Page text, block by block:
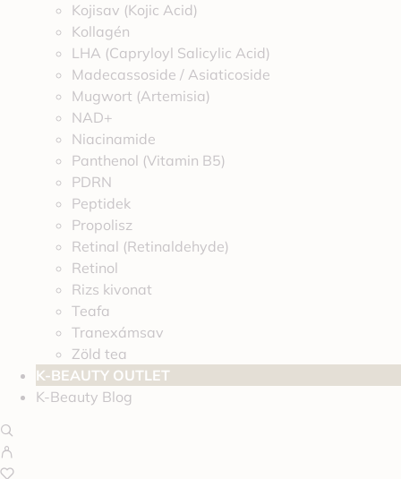
Kojisav (Kojic Acid)
Kollagén
LHA (Capryloyl Salicylic Acid)
Madecassoside / Asiaticoside
Mugwort (Artemisia)
NAD+
Niacinamide
Panthenol (Vitamin B5)
PDRN
Peptidek
Propolisz
Retinal (Retinaldehyde)
Retinol
Rizs kivonat
Teafa
Tranexámsav
Zöld tea
K-BEAUTY OUTLET
K-Beauty Blog